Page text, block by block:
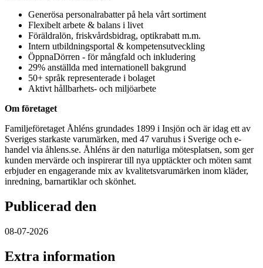
Generösa personalrabatter på hela vårt sortiment
Flexibelt arbete & balans i livet
Föräldralön, friskvårdsbidrag, optikrabatt m.m.
Intern utbildningsportal & kompetensutveckling
ÖppnaDörren - för mångfald och inkludering
29% anställda med internationell bakgrund
50+ språk representerade i bolaget
Aktivt hållbarhets- och miljöarbete
Om företaget
Familjeföretaget Åhléns grundades 1899 i Insjön och är idag ett av
Sveriges starkaste varumärken, med 47 varuhus i Sverige och e-
handel via åhlens.se. Åhléns är den naturliga mötesplatsen, som ger
kunden mervärde och inspirerar till nya upptäckter och möten samt
erbjuder en engagerande mix av kvalitetsvarumärken inom kläder,
inredning, barnartiklar och skönhet.
Publicerad den
08-07-2026
Extra information